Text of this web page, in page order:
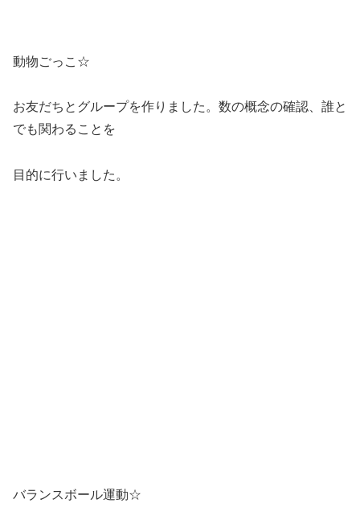
動物ごっこ☆
お友だちとグループを作りました。数の概念の確認、誰と
でも関わることを
目的に行いました。
バランスボール運動☆